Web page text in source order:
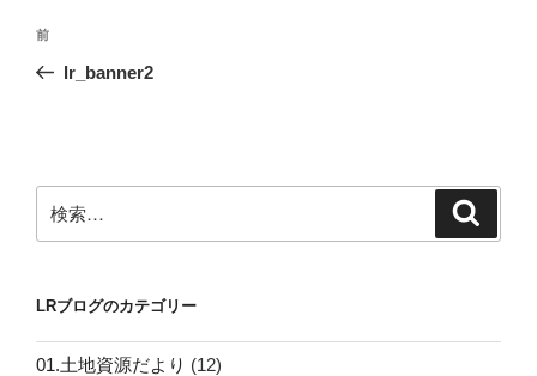
投
ナ
ー
シ
前
の
前
lr_banner2
索:
LRブログのカテゴリー
01.土地資源だより (12)